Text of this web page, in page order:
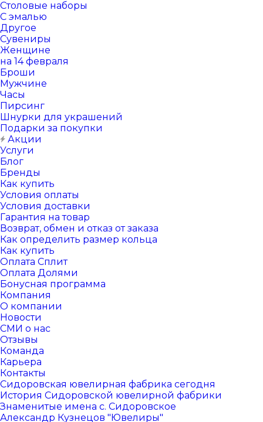
Столовые наборы
С эмалью
Другое
Сувениры
Женщине
на 14 февраля
Броши
Мужчине
Часы
Пирсинг
Шнурки для украшений
Подарки за покупки
Акции
Услуги
Блог
Бренды
Как купить
Условия оплаты
Условия доставки
Гарантия на товар
Возврат, обмен и отказ от заказа
Как определить размер кольца
Как купить
Оплата Сплит
Оплата Долями
Бонусная программа
Компания
О компании
Новости
СМИ о нас
Отзывы
Команда
Карьера
Контакты
Сидоровская ювелирная фабрика сегодня
История Сидоровской ювелирной фабрики
Знаменитые имена с. Сидоровское
Александр Кузнецов "Ювелиры"